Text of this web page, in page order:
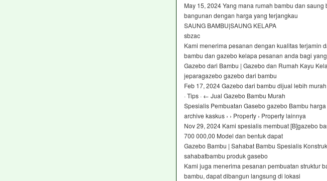
May 15, 2024 Yang mana rumah bambu dan
bangunan dengan harga yang terjangkau
SAUNG BAMBU|SAUNG KELAPA
sbzac
Kami menerima pesanan dengan kualitas terjamin
bambu dan gazebo kelapa pesanan anda bagi yang
Gazebo dari Bambu | Gazebo dan Rumah Kayu
jeparagazebo gazebo dari bambu
Feb 17, 2024 Gazebo dari bambu dijual lebih
· Tips · ← Jual Gazebo Bambu Murah
Spesialis Pembuatan Gasebo gazebo Bambu
archive kaskus › › Property › Property lainnya
Nov 29, 2024 Kami spesialis membuat [B]gazebo
700 000,00 Model dan bentuk dapat
Gazebo Bambu | Sahabat Bambu Spesialis
sahabatbambu produk gasebo
Kami juga menerima pesanan pembuatan struktur
bambu, dapat dibangun langsung di lokasi